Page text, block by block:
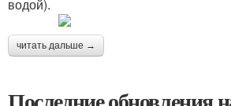
водой).
читать дальше →